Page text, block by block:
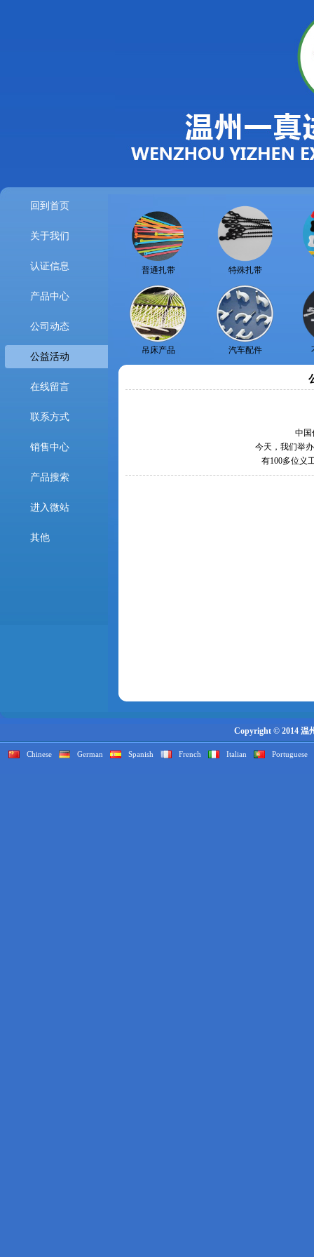
回到首页
关于我们
认证信息
产品中心
公司动态
公益活动
在线留言
联系方式
销售中心
产品搜索
进入微站
其他
普通扎带 特殊扎带
吊床产品 汽车配件
中国
今天，我们举
有100多位义
Copyright © 2014 温
Chinese German Spanish French Italian Portuguese